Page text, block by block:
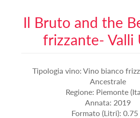
Il Bruto and the
frizzante- Valli
Tipologia vino: Vino bianco
Ancestrale
Regione: Piemonte
Annata: 2019
Formato (Litri):